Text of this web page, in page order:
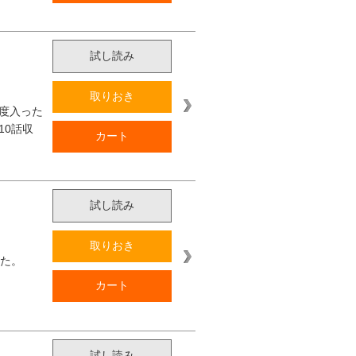
試し読み
取りおき
カート
入った
話収
試し読み
取りおき
カート
。